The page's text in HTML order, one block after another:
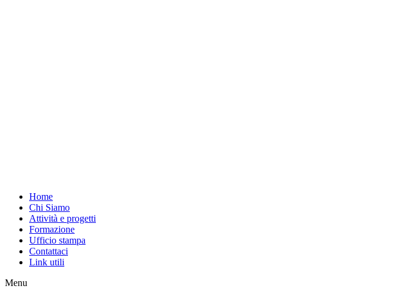
Home
Chi Siamo
Attività e progetti
Formazione
Ufficio stampa
Contattaci
Link utili
Menu